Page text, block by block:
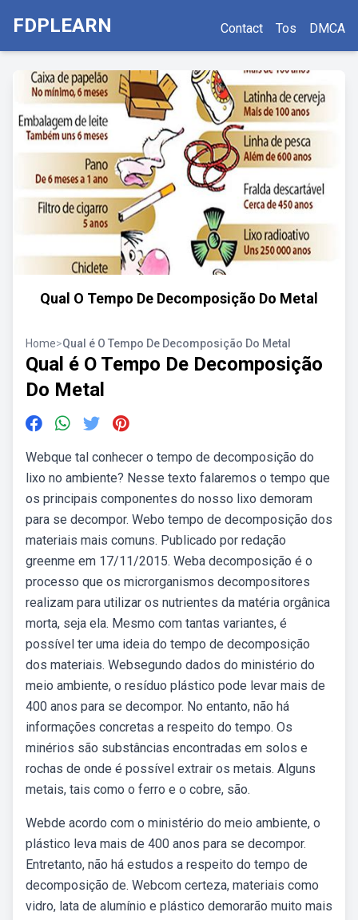
FDPLEARN Contact Tos DMCA
Qual O Tempo De Decomposição Do Metal
Home>Qual é O Tempo De Decomposição Do Metal
Qual é O Tempo De Decomposição
Do Metal
Webque tal conhecer o tempo de decomposição do
lixo no ambiente? Nesse texto falaremos o tempo que
os principais componentes do nosso lixo demoram
para se decompor. Webo tempo de decomposição dos
materiais mais comuns. Publicado por redação
greenme em 17/11/2015. Weba decomposição é o
processo que os microrganismos decompositores
realizam para utilizar os nutrientes da matéria orgânica
morta, seja ela. Mesmo com tantas variantes, é
possível ter uma ideia do tempo de decomposição
dos materiais. Websegundo dados do ministério do
meio ambiente, o resíduo plástico pode levar mais de
400 anos para se decompor. No entanto, não há
informações concretas a respeito do tempo. Os
minérios são substâncias encontradas em solos e
rochas de onde é possível extrair os metais. Alguns
metais, tais como o ferro e o cobre, são.
Webde acordo com o ministério do meio ambiente, o
plástico leva mais de 400 anos para se decompor.
Entretanto, não há estudos a respeito do tempo de
decomposição de. Webcom certeza, materiais como
vidro, lata de alumínio e plástico demorarão muito mais